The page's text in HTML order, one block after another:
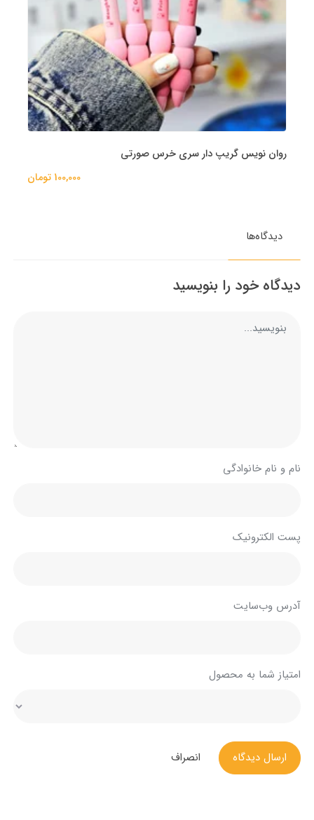
روان نویس گریپ دار سری خرس صورتی
100,000 تومان
دیدگاه‌ها
دیدگاه خود را بنویسید
نام و نام خانوادگی
پست الکترونیک
آدرس وب‌سایت
امتیاز شما به محصول
ارسال دیدگاه انصراف